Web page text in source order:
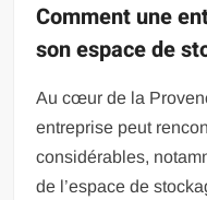
Comment une
son espace de
Au cœur de la
entreprise peut
considérables,
de l’espace de